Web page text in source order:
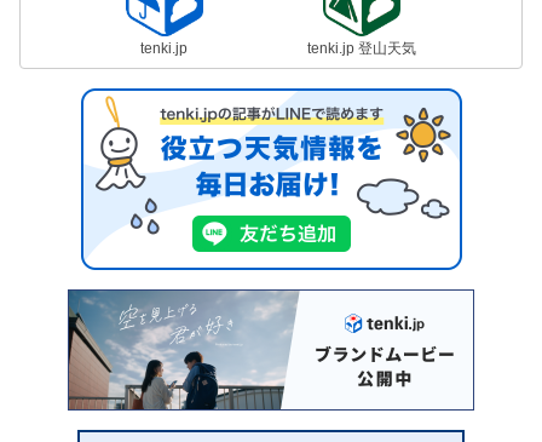
tenki.jp tenki.jp 登山天気